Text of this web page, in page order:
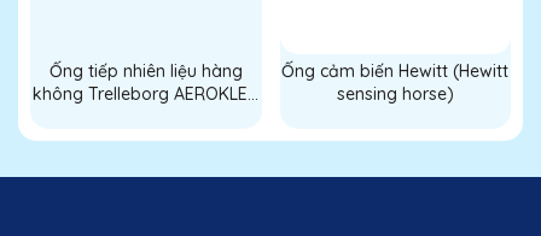
Ống tiếp nhiên liệu hàng
không Trelleborg AEROKLER
Ống cảm biến Hewitt (Hewitt
sensing horse)